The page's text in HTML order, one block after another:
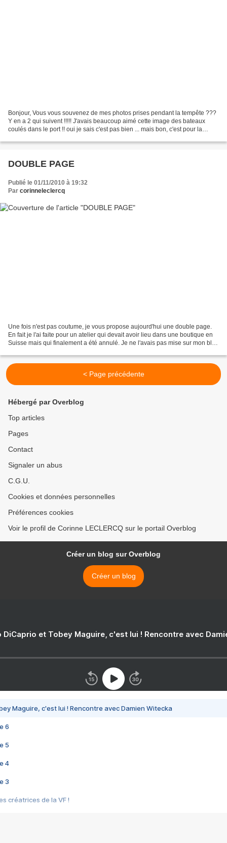
Bonjour, Vous vous souvenez de mes photos prises pendant la tempête ???
Y en a 2 qui suivent !!!!! J'avais beaucoup aimé cette image des bateaux
coulés dans le port !! oui je sais c'est pas bien ... mais bon, c'est pour la
DOUBLE PAGE
Publié le 01/11/2010 à 19:32
Par corinneleclercq
Une fois n'est pas coutume, je vous propose aujourd'hui une double page.
En fait je l'ai faite pour un atelier qui devait avoir lieu dans une boutique en
Suisse mais qui finalement a été annulé. Je ne l'avais pas mise sur mon blog
< Page précédente
Hébergé par Overblog
Top articles
Pages
Contact
Signaler un abus
C.G.U.
Cookies et données personnelles
Préférences cookies
Voir le profil de Corinne LECLERCQ sur le portail Overblog
Créer un blog sur Overblog
Créer un blog
DiCaprio et Tobey Maguire, c'est lui ! Rencontre avec
Maguire, c'est lui ! Rencontre avec Damien Witecka
6
5
4
3
créatrices de la VF !